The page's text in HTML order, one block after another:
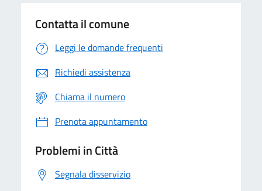
Contatta il comune
Leggi le domande frequenti
Richiedi assistenza
Chiama il numero
Prenota appuntamento
Problemi in Città
Segnala disservizio